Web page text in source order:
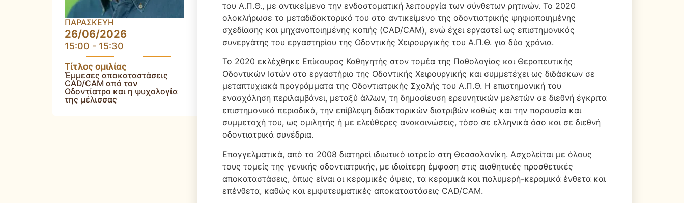
ΠΑΡΑΣΚΕΥΗ
26/06/2026
15:00 - 15:30
Τίτλος ομιλίας
Έμμεσες αποκαταστάσεις
CAD/CAM από τον
Οδοντίατρο και η ψυχολογία
της μέλισσας
του Α.Π.Θ., με αντικείμενο την ενδοστοματική λειτουργία των σύνθετων ρητινών. Το 2020
ολοκλήρωσε το μεταδιδακτορικό του στο αντικείμενο της οδοντιατρικής ψηφιοποιημένης
σχεδίασης και μηχανοποιημένης κοπής (CAD/CAM), ενώ έχει εργαστεί ως επιστημονικός
συνεργάτης του εργαστηρίου της Οδοντικής Χειρουργικής του Α.Π.Θ. για δύο χρόνια.
Το 2020 εκλέχθηκε Επίκουρος Καθηγητής στον τομέα της Παθολογίας και Θεραπευτικής
Οδοντικών Ιστών στο εργαστήριο της Οδοντικής Χειρουργικής και συμμετέχει ως διδάσκων σε
μεταπτυχιακά προγράμματα της Οδοντιατρικής Σχολής του Α.Π.Θ. Η επιστημονική του
ενασχόληση περιλαμβάνει, μεταξύ άλλων, τη δημοσίευση ερευνητικών μελετών σε διεθνή έγκριτα
επιστημονικά περιοδικά, την επίβλεψη διδακτορικών διατριβών καθώς και την παρουσία και
συμμετοχή του, ως ομιλητής ή με ελεύθερες ανακοινώσεις, τόσο σε ελληνικά όσο και σε διεθνή
οδοντιατρικά συνέδρια.
Επαγγελματικά, από το 2008 διατηρεί ιδιωτικό ιατρείο στη Θεσσαλονίκη. Ασχολείται με όλους
τους τομείς της γενικής οδοντιατρικής, με ιδιαίτερη έμφαση στις αισθητικές προσθετικές
αποκαταστάσεις, όπως είναι οι κεραμικές όψεις, τα κεραμικά και πολυμερή-κεραμικά ένθετα και
επένθετα, καθώς και εμφυτευματικές αποκαταστάσεις CAD/CAM.